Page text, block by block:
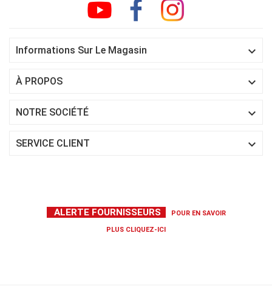
Informations Sur Le Magasin 
À PROPOS 
NOTRE SOCIÉTÉ 
SERVICE CLIENT 
ALERTE FOURNISSEURS POUR EN SAVOIR
PLUS CLIQUEZ-ICI